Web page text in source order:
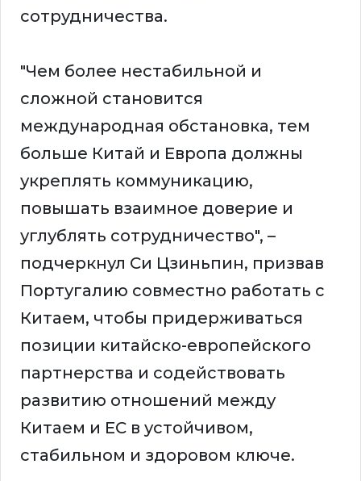
сотрудничества.
"Чем более нестабильной и
сложной становится
международная обстановка, тем
больше Китай и Европа должны
укреплять коммуникацию,
повышать взаимное доверие и
углублять сотрудничество", –
подчеркнул Си Цзиньпин, призвав
Португалию совместно работать с
Китаем, чтобы придерживаться
позиции китайско-европейского
партнерства и содействовать
развитию отношений между
Китаем и ЕС в устойчивом,
стабильном и здоровом ключе.